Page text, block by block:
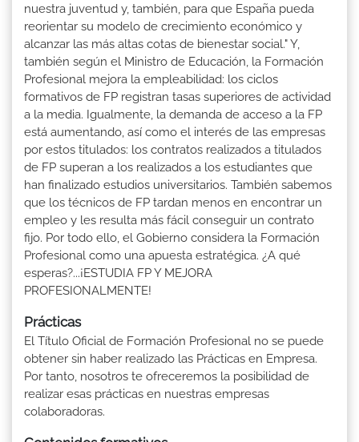
nuestra juventud y, también, para que España pueda
reorientar su modelo de crecimiento económico y
alcanzar las más altas cotas de bienestar social." Y,
también según el Ministro de Educación, la Formación
Profesional mejora la empleabilidad: los ciclos
formativos de FP registran tasas superiores de actividad
a la media. Igualmente, la demanda de acceso a la FP
está aumentando, así como el interés de las empresas
por estos titulados: los contratos realizados a titulados
de FP superan a los realizados a los estudiantes que
han finalizado estudios universitarios. También sabemos
que los técnicos de FP tardan menos en encontrar un
empleo y les resulta más fácil conseguir un contrato
fijo. Por todo ello, el Gobierno considera la Formación
Profesional como una apuesta estratégica. ¿A qué
esperas?...¡ESTUDIA FP Y MEJORA
PROFESIONALMENTE!
Prácticas
El Título Oficial de Formación Profesional no se puede
obtener sin haber realizado las Prácticas en Empresa.
Por tanto, nosotros te ofreceremos la posibilidad de
realizar esas prácticas en nuestras empresas
colaboradoras.